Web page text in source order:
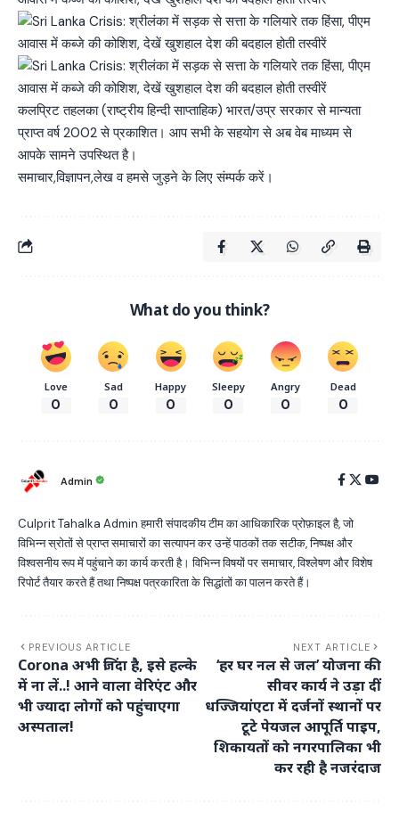
कलप्रिट तहलका (राष्ट्रीय हिन्दी साप्ताहिक) भारत/उप्र सरकार से मान्यता
प्राप्त वर्ष 2002 से प्रकाशित। आप सभी के सहयोग से अब वेब माध्यम से
आपके सामने उपस्थित है।
समाचार,विज्ञापन,लेख व हमसे जुड़ने के लिए संम्पर्क करें।
What do you think?
Love
0
Sad
0
Happy
0
Sleepy
0
Angry
0
Dead
0
Admin
Culprit Tahalka Admin हमारी संपादकीय टीम का आधिकारिक प्रोफ़ाइल है, जो
विभिन्न स्रोतों से प्राप्त समाचारों का सत्यापन कर उन्हें पाठकों तक सटीक, निष्पक्ष और
विश्वसनीय रूप में पहुंचाने का कार्य करती है। विभिन्न विषयों पर समाचार, विश्लेषण और विशेष
रिपोर्ट तैयार करते हैं तथा निष्पक्ष पत्रकारिता के सिद्धांतों का पालन करते हैं।
PREVIOUS ARTICLE
Corona अभी जिंदा है, इसे हल्के
में ना लें..! आने वाला वेरिएंट और
भी ज्यादा लोगों को पहुंचाएगा
अस्पताल!
NEXT ARTICLE
‘हर घर नल से जल’ योजना की
सीवर कार्य ने उड़ा दीं
धज्जियांएटा में दर्जनों स्थानों पर
टूटे पेयजल आपूर्ति पाइप,
शिकायतों को नगरपालिका भी
कर रही है नजरंदाज